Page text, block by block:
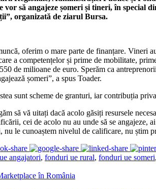
vor să angajeze șomeri și tineri, în
organizată de ziarul Bursa.
oferim o mare parte de finanțare. Vineri
a competențelor și prime de mobilitate,
de milioane de euro. Sperăm ca
șomeri”, a spus Toader.
sunt scheme de granturi, iar contribuția
să vă uitați dacă acolo găsiți resursele
cei de acolo nu au unde să se
le cunoaștem nivelul de calificare, nu știm
angajatori, fonduri ue rural, fonduri ue someri,
în România